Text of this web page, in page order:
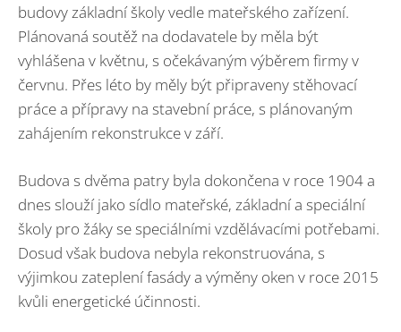
budovy základní školy vedle mateřského zařízení.
Plánovaná soutěž na dodavatele by měla být
vyhlášena v květnu, s očekávaným výběrem firmy v
červnu. Přes léto by měly být připraveny stěhovací
práce a přípravy na stavební práce, s plánovaným
zahájením rekonstrukce v září.
Budova s dvěma patry byla dokončena v roce 1904 a
dnes slouží jako sídlo mateřské, základní a speciální
školy pro žáky se speciálními vzdělávacími potřebami.
Dosud však budova nebyla rekonstruována, s
výjimkou zateplení fasády a výměny oken v roce 2015
kvůli energetické účinnosti.